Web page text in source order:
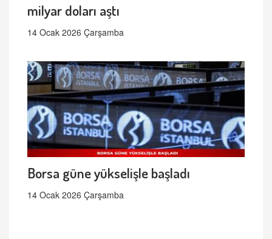
milyar doları aştı
14 Ocak 2026 Çarşamba
Borsa güne yükselişle başladı
14 Ocak 2026 Çarşamba